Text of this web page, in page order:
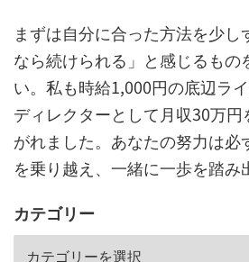
まずは自分に合った方法を少
なら続けられる」と感じるもの
い。私も時給1,000円の底辺ラ
ディレクターとして月収30万
がれました。あなたの努力は必
を乗り越え、一緒に一歩を踏み
カテゴリー